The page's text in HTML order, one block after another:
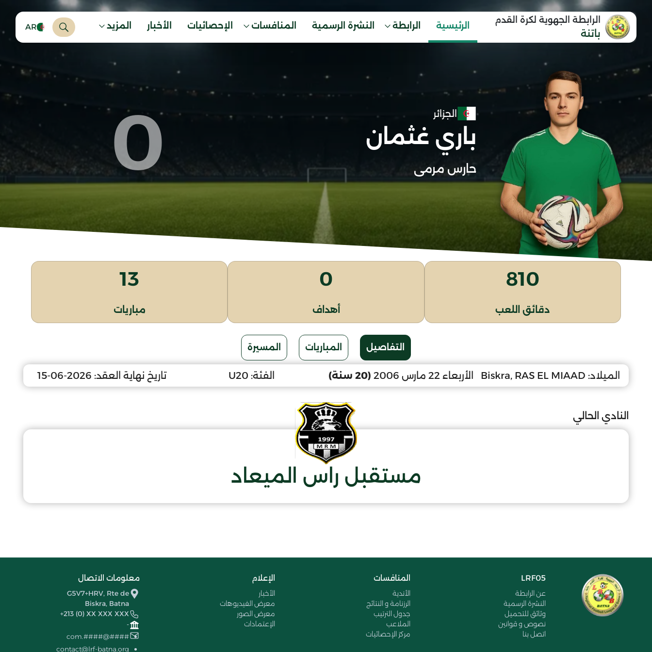
الرابطة الجهوية لكرة القدم
باتنة
الرئيسية الرابطة النشرة الرسمية المنافسات الإحصائيات الأخبار المزيد AR
الجزائر
باري غثمان
حارس مرمى 0
810
دقائق اللعب
0
أهداف
13
مباريات
التفاصيل المباريات المسيرة
الميلاد: Biskra, RAS EL MIAAD الأربعاء 22 مارس 2006 (20 سنة) الفئة: U20 تاريخ نهاية العقد: 2026-06-15
النادي الحالي
مستقبل راس الميعاد
LRF05
عن الرابطة
النشرة الرسمية
وثائق للتحميل
نصوص و قوانين
اتصل بنا
المنافسات
الأندية
الرزنامة و النتائج
جدول الترتيب
الملاعب
مركز الإحصائيات
الإعلام
الأخبار
معرض الفيديوهات
معرض الصور
الإعتمادات
معلومات الاتصال
G5V7+HRV, Rte de
Biskra, Batna
+213 (0) XX XXX XXX
-
####@####.com
contact@lrf-batna.org